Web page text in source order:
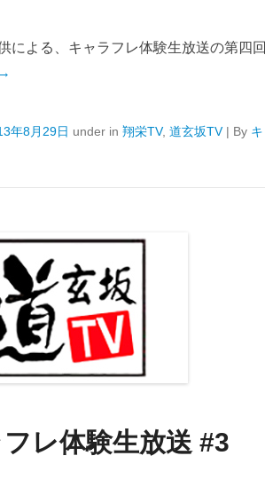
による、キャラフレ体験生放送の第四回
年8月29日 under in 翔栄TV, 道玄坂TV| By
レ体験生放送 #3